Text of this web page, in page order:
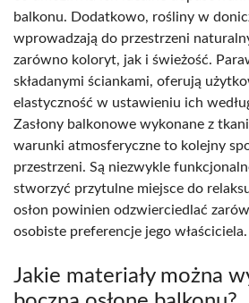
balkonu. Dodatkowo, rośliny w
wprowadzają do przestrzeni
zarówno koloryt, jak i świeżość.
składanymi ściankami, oferują
elastyczność w ustawieniu ich
Zasłony balkonowe wykonane z
warunki atmosferyczne to kolejny
przestrzeni. Są niezwykle
stworzyć przytulne miejsce do
osłon powinien odzwierciedlać
osobiste preferencje jego właściciela.
Jakie materiały można